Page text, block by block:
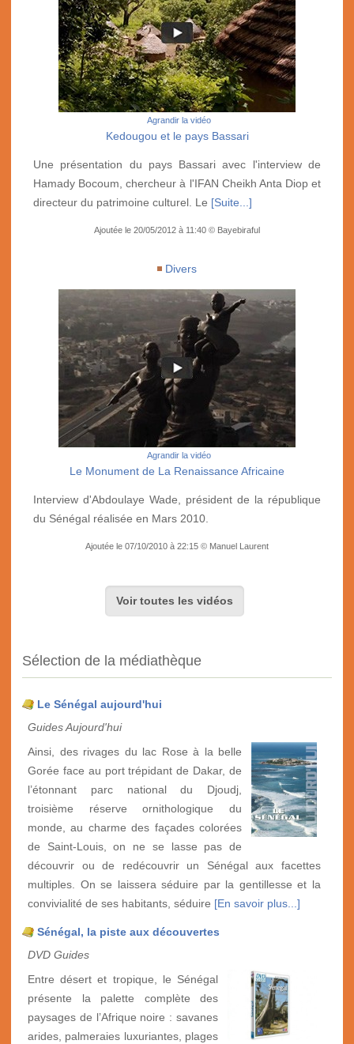
Agrandir la vidéo
Kedougou et le pays Bassari
Une présentation du pays Bassari avec l'interview de
Hamady Bocoum, chercheur à l'IFAN Cheikh Anta Diop et
directeur du patrimoine culturel. Le [Suite...]
Ajoutée le 20/05/2012 à 11:40 © Bayebiraful
Divers
Agrandir la vidéo
Le Monument de La Renaissance Africaine
Interview d'Abdoulaye Wade, président de la république
du Sénégal réalisée en Mars 2010.
Ajoutée le 07/10/2010 à 22:15 © Manuel Laurent
Voir toutes les vidéos
Sélection de la médiathèque
Le Sénégal aujourd'hui
Guides Aujourd'hui
Ainsi, des rivages du lac Rose à la belle
Gorée face au port trépidant de Dakar, de
l’étonnant parc national du Djoudj,
troisième réserve ornithologique du
monde, au charme des façades colorées
de Saint-Louis, on ne se lasse pas de
découvrir ou de redécouvrir un Sénégal aux facettes
multiples. On se laissera séduire par la gentillesse et la
convivialité de ses habitants, séduire [En savoir plus...]
Sénégal, la piste aux découvertes
DVD Guides
Entre désert et tropique, le Sénégal
présente la palette complète des
paysages de l’Afrique noire : savanes
arides, palmeraies luxuriantes, plages